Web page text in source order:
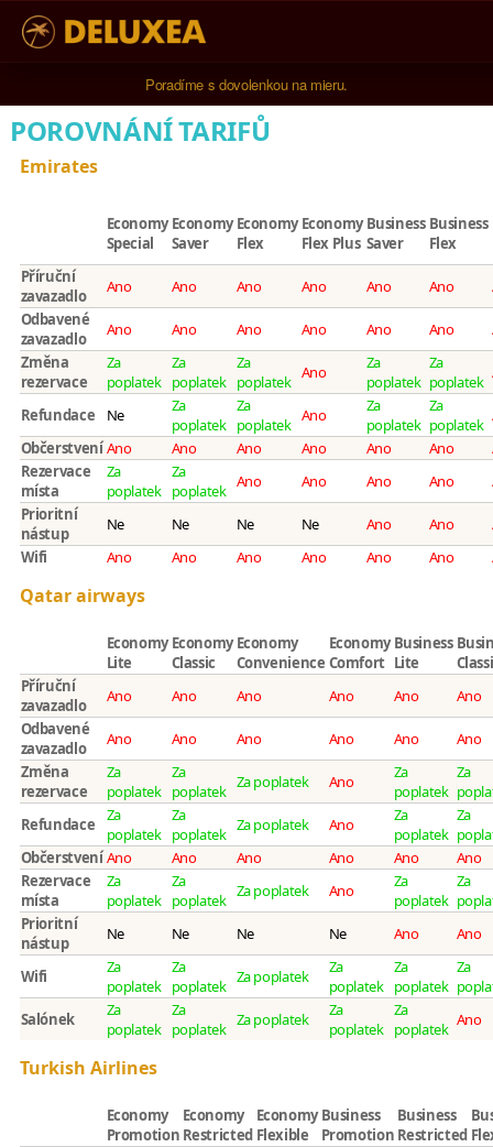
Poradíme s dovolenkou na mieru.
POROVNÁNÍ TARIFŮ
Emirates
Economy
Special
Economy
Saver
Economy
Flex
Economy
Flex Plus
Business
Saver
Business
Flex
Příruční
zavazadlo
Ano Ano Ano Ano Ano Ano
Odbavené
zavazadlo
Ano Ano Ano Ano Ano Ano
Změna
rezervace
Za
poplatek
Za
poplatek
Za
poplatek Ano
Za
poplatek
Za
poplatek
Refundace Ne
Za
poplatek
Za
poplatek Ano
Za
poplatek
Za
poplatek
ObčerstveníAno Ano Ano Ano Ano Ano
Rezervace
místa
Za
poplatek
Za
poplatek Ano Ano Ano Ano
Prioritní
nástup
Ne Ne Ne Ne Ano Ano
Wifi
Ano Ano Ano Ano Ano Ano
Qatar airways
Economy
Lite
Economy
Classic
Economy
Convenience
Economy
Comfort
Business
Lite
Příruční
zavazadlo
Ano Ano Ano Ano Ano
Ano
Odbavené
zavazadlo
Ano Ano Ano Ano Ano
Ano
Změna
rezervace
Za
poplatek
Za
poplatek Za poplatek Ano
Za
poplatek
Za
Refundace
Za
poplatek
Za
poplatek Za poplatek Ano
Za
poplatek
Za
ObčerstveníAno Ano Ano Ano Ano
Ano
Rezervace
místa
Za
poplatek
Za
poplatek Za poplatek Ano
Za
poplatek
Za
Prioritní
nástup
Ne Ne Ne Ne Ano Ano
Wifi
Za
poplatek
Za
poplatek Za poplatek
Za
poplatek
Za
poplatek
Za
Salónek
Za
poplatek
Za
poplatek Za poplatek
Za
poplatek
Za
poplatek Ano
Turkish Airlines
Economy
Promotion
Economy
Restricted
Economy
Flexible
Business
Promotion
Business
Restricted